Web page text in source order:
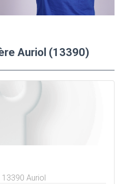
Auriol (13390)
13390 Auriol